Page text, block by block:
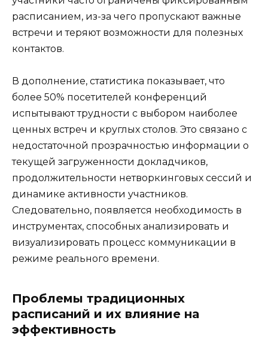
расписанием, из-за чего пропускают важные
встречи и теряют возможности для полезных
контактов.
В дополнение, статистика показывает, что
более 50% посетителей конференций
испытывают трудности с выбором наиболее
ценных встреч и круглых столов. Это связано с
недостаточной прозрачностью информации о
текущей загруженности докладчиков,
продолжительности нетворкинговых сессий и
динамике активности участников.
Следовательно, появляется необходимость в
инструментах, способных анализировать и
визуализировать процесс коммуникации в
режиме реального времени.
Проблемы традиционных
расписаний и их влияние на
эффективность